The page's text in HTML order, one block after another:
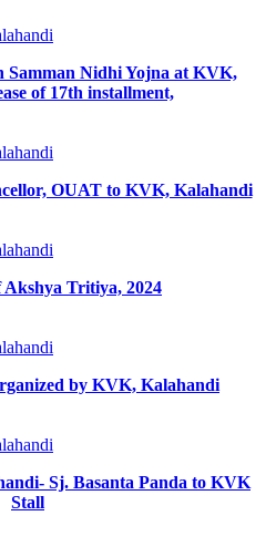
Samman Nidhi Yojna at KVK,
of 17th installment,
OUAT to KVK, Kalahandi
Akshya Tritiya, 2024
by KVK, Kalahandi
Sj. Basanta Panda to KVK
Stall